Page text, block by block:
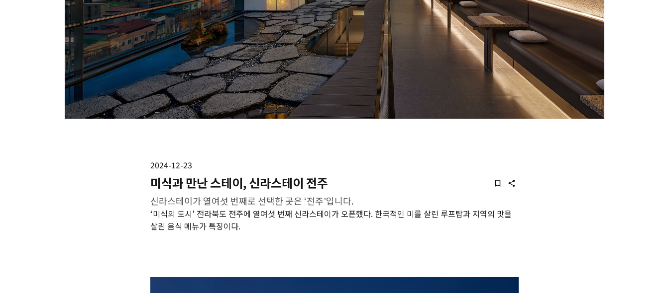
2024-12-23
미식과 만난 스테이, 신라스테이 전주
신라스테이가 열여섯 번째로 선택한 곳은 ‘전주’입니다.
‘미식의 도시’ 전라북도 전주에 열여섯 번째 신라스테이가 오픈했다. 한국적인 미를 살린 루프탑과 지역의 맛을
살린 음식 메뉴가 특징이다.